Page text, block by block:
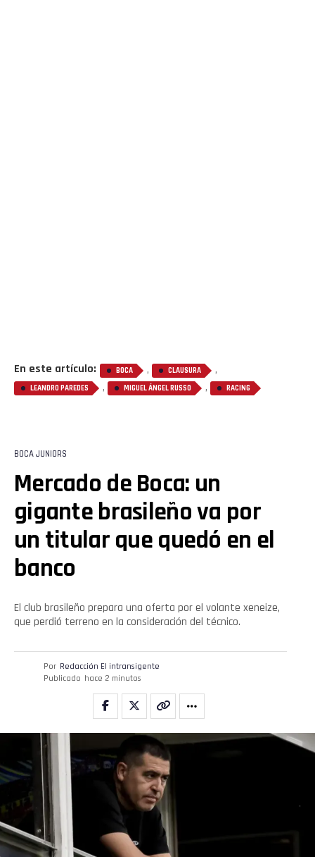
En este artículo: BOCA , CLAUSURA ,
LEANDRO PAREDES , MIGUEL ÁNGEL RUSSO , RACING
BOCA JUNIORS
Mercado de Boca: un
gigante brasileño va por
un titular que quedó en el
banco
El club brasileño prepara una oferta por el volante xeneize,
que perdió terreno en la consideración del técnico.
Por Redacción El intransigente
Publicado hace 2 minutos